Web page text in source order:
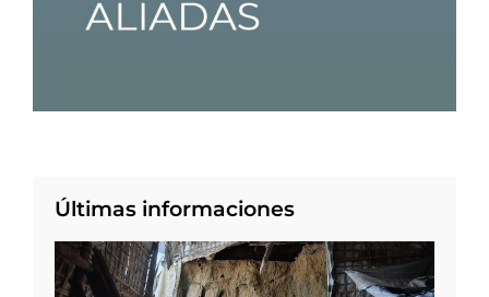
Últimas informaciones